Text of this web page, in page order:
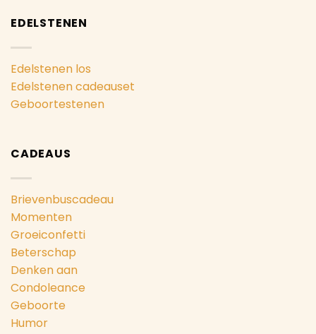
EDELSTENEN
Edelstenen los
Edelstenen cadeauset
Geboortestenen
CADEAUS
Brievenbuscadeau
Momenten
Groeiconfetti
Beterschap
Denken aan
Condoleance
Geboorte
Humor